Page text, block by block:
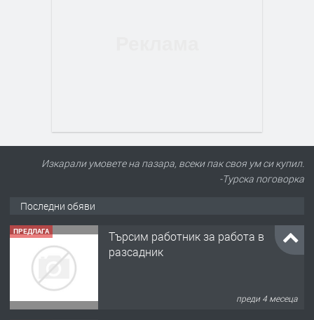
Изкарали умовете на пазара, всеки пак своя ум си купил.
-Турска поговорка
Последни обяви
ПРЕДЛАГА
Търсим работник за работа в
разсадник
преди 4 месеца